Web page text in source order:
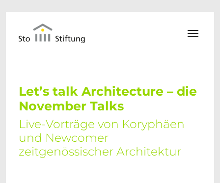
Let’s talk Architecture – die
November Talks
Live-Vorträge von Koryphäen
und Newcomer
zeitgenössischer Architektur